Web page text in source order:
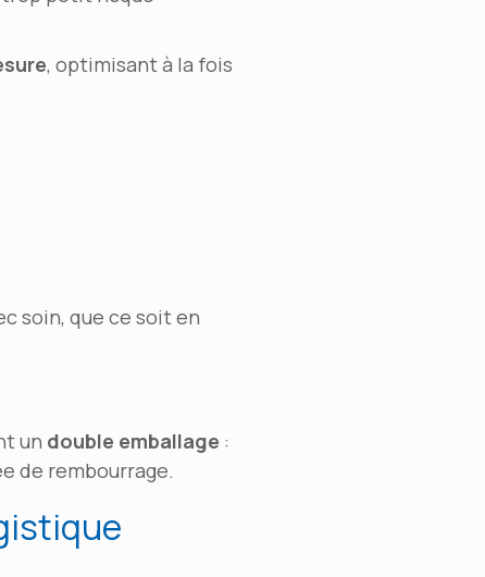
, optimisant à la fois
soin, que ce soit en
un double emballage :
de rembourrage.